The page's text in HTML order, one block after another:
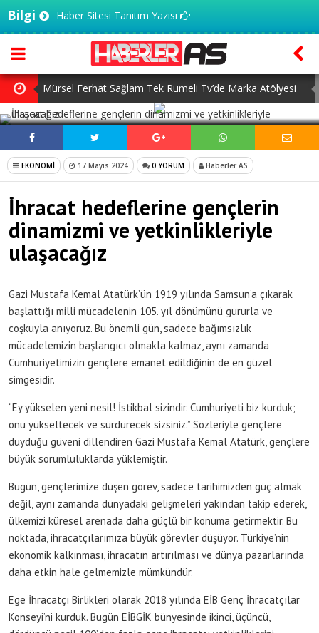
Bilgi Haber Sitesi Tanıtım Yazısı
Mürsel Ferhat Sağlam Tek Rumeli Tv’de Marka Atölyesi
Programına Konuk Oldu
Dijitalleşme Ebelik Hizmetlerini Dönüştürüyor
İnsanlar Saç Ekimi İçin Neden Türkiye’ye Geliyor?
Başlangıç Seviyesi Dolma Kalem Gerçekten Fark Yaratır
mı?
7 Ağustos Haftasında Vizyona Girecek Filmler
SOSYAL MEDYADA PAYLAŞ
EKONOMİ 17 Mayıs 2024 0 YORUM Haberler AS
İhracat hedeflerine gençlerin
dinamizmi ve yetkinlikleriyle
ulaşacağız
Gazi Mustafa Kemal Atatürk’ün 1919 yılında Samsun’a çıkarak
başlattığı milli mücadelenin 105. yıl dönümünü gururla ve
coşkuyla anıyoruz. Bu önemli gün, sadece bağımsızlık
mücadelemizin başlangıcı olmakla kalmaz, aynı zamanda
Cumhuriyetimizin gençlere emanet edildiğinin de en güzel
simgesidir.
“Ey yükselen yeni nesil! İstikbal sizindir. Cumhuriyeti biz kurduk;
onu yükseltecek ve sürdürecek sizsiniz.” Sözleriyle gençlere
duyduğu güveni dillendiren Gazi Mustafa Kemal Atatürk, gençlere
büyük sorumluluklarda yüklemiştir.
Bugün, gençlerimize düşen görev, sadece tarihimizden güç almak
değil, aynı zamanda dünyadaki gelişmeleri yakından takip ederek,
ülkemizi küresel arenada daha güçlü bir konuma getirmektir. Bu
noktada, ihracatçılarımıza büyük görevler düşüyor. Türkiye’nin
ekonomik kalkınması, ihracatın artırılması ve dünya pazarlarında
daha etkin hale gelmemizle mümkündür.
Ege İhracatçı Birlikleri olarak 2018 yılında EİB Genç İhracatçılar
Konseyi’ni kurduk. Bugün EİBGİK bünyesinde ikinci, üçüncü,